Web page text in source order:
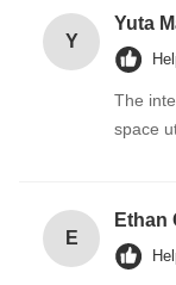
Y
The
space
E